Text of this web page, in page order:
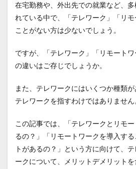
在宅勤務や、外出先での就業など、
れている中で、「テレワーク」「リ
ことがない方は少ないでしょう。
ですが、「テレワーク」「リモート
の違いはご存じでしょうか。
また、テレワークにはいくつか種類
テレワークを指すわけではありません
この記事では、「テレワークとリモ
るの？」「リモートワークを導入す
トがあるの？」という方に向けて、
ークについて、メリットデメリット